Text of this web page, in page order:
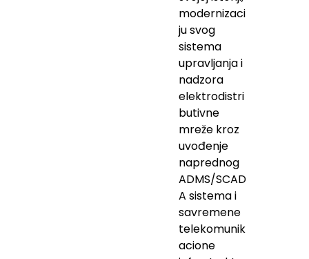
modernizaci
ju svog
sistema
upravljanja i
nadzora
elektrodistri
butivne
mreže kroz
uvođenje
naprednog
ADMS/SCAD
A sistema i
savremene
telekomunik
acione